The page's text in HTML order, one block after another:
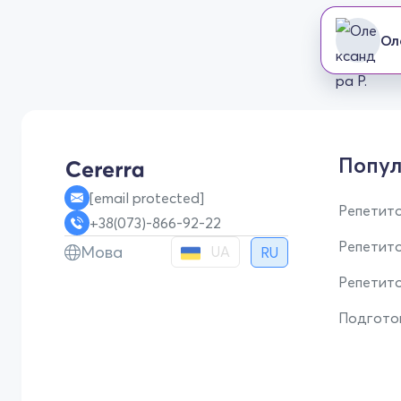
[email protected]
+38(073)-866-92-22
Мова UA RU